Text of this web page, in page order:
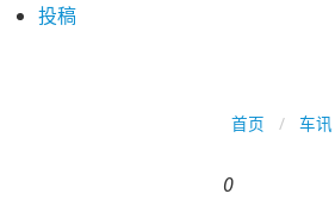
投稿
首页 车讯
0